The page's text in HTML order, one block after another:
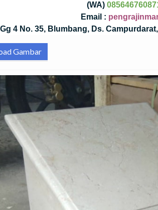
(WA)
Email :
4 No. 35, Blumbang, Ds.
Gambar